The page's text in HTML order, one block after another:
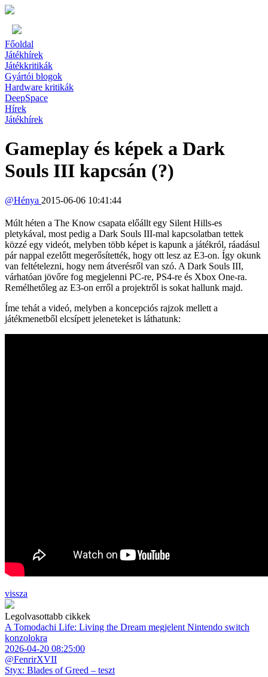
Főoldal
Játékhírek
Játékkritikák
Gyártói blogok
Hardware kritikák
DeepSpace
Hírek
Játékhírek
Gameplay és képek a Dark
Souls III kapcsán (?)
@Hénya 2015-06-06 10:41:44
Múlt héten a The Know csapata előállt egy Silent Hills-es
pletykával, most pedig a Dark Souls III-mal kapcsolatban tettek
közzé egy videót, melyben több képet is kapunk a játékról, ráadásul
pár nappal ezelőtt megerősítették, hogy ott lesz az E3-on. Így okunk
van feltételezni, hogy nem átverésről van szó. A Dark Souls III,
várhatóan jövőre fog megjelenni PC-re, PS4-re és Xbox One-ra.
Remélhetőleg az E3-on erről a projektről is sokat hallunk majd.
Íme tehát a videó, melyben a koncepciós rajzok mellett a
játékmenetből elcsípett jeleneteket is láthatunk:
vissza
Legolvasottabb cikkek
A Tomodachi Life: Living the Dream megjelent Nintendo switch
konzolokra
2026-04-20 08:25:00
@FenrirXVII
Styx: Blades of Greed – teszt